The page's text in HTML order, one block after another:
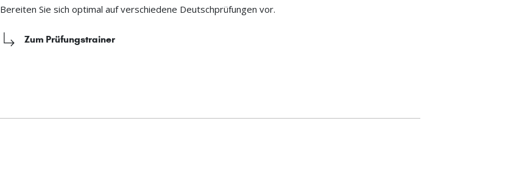
Bereiten Sie sich optimal auf verschiedene Deutschprüfungen vor.
Zum Prüfungstrainer